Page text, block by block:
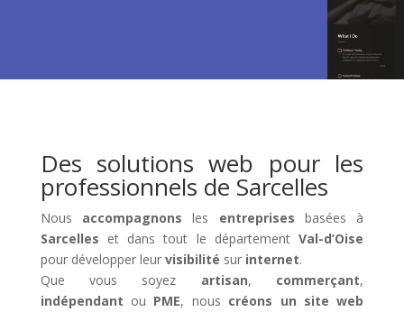
Des solutions web pour les
professionnels de Sarcelles
Nous accompagnons les entreprises basées à
Sarcelles et dans tout le départementVal-d’Oise
pour développer leur visibilité sur internet.
Que vous soyez artisan, commerçant,
indépendant ou PME, nous créons un site web